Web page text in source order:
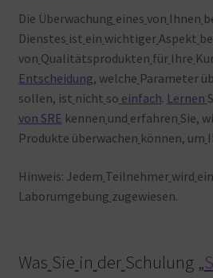
Die Überwachung eines von Ihnen
Dienstes ist ein wichtigerAspekt
von Qualitätsprodukten für Ihre
Entscheidung, welche Parameter
sollen, ist nicht so einfach. Lernen
von SRE kennen und erfahren Sie,
Produkte überwachen können, um
Hinweis: Jedem Teilnehmer wird
Laborumgebung zugewiesen.
Was Sie in der Schulung „